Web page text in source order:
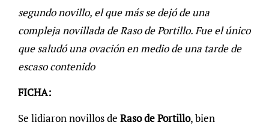
segundo novillo, el que más se dejó de una
compleja novillada de Raso de Portillo. Fue el único
que saludó una ovación en medio de una tarde de
escaso contenido
FICHA:
Se lidiaron novillos de Raso de Portillo, bien